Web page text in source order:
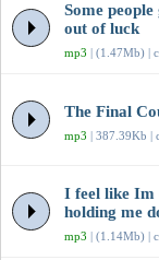
Some
out of luck
mp3 | (1.47Mb) |
The Final
mp3 | 387.39Kb |
I feel like Im
holding me
mp3 | (1.14Mb) |